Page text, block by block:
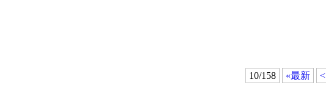
10/158 «最新 <